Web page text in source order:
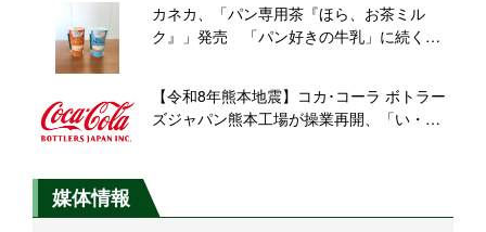
カネカ、「パン専用茶『ほら、お茶ミル
ク』」発売 「パン好きの牛乳」に続く新
【令和8年熊本地震】コカ･コーラ ボトラー
ズジャパン熊本工場が操業再開、「い・
媒体情報